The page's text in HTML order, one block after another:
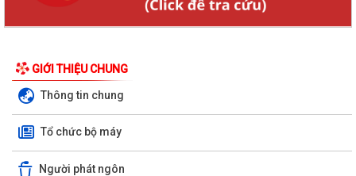
GIỚI THIỆU CHUNG
Thông tin chung
Tổ chức bộ máy
Người phát ngôn